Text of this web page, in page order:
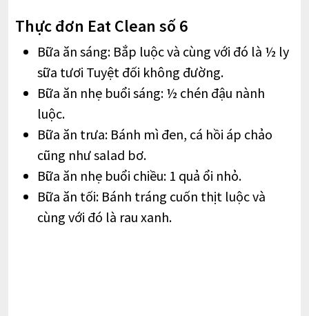
Thực đơn Eat Clean số 6
Bữa ăn sáng: Bắp luộc và cùng với đó là ½ ly
sữa tươi Tuyệt đối không đường.
Bữa ăn nhẹ buổi sáng: ½ chén đậu nành
luộc.
Bữa ăn trưa: Bánh mì đen, cá hồi áp chảo
cũng như salad bơ.
Bữa ăn nhẹ buổi chiều: 1 quả ổi nhỏ.
Bữa ăn tối: Bánh tráng cuốn thịt luộc và
cùng với đó là rau xanh.